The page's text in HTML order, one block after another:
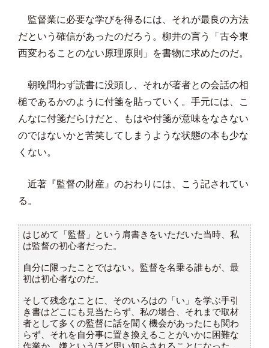
監督業に必要な学びを得るには、それが最良の方法
だという確信があったのだろう。柳井の言う「古今東
西変わることのない原理原則」を書物に求めたのだ。
朝晩問わず読書に没頭し、それが著者との会話の相
槌であるかのように付箋を貼っていく。手元には、こ
んなに付箋だらけだと、もはや付箋が意味をなさない
のではないかと苦笑してしまうような状態の本も少な
くない。
近著『監督の財産』のおわりには、こう記されてい
る。
はじめて「監督」という肩書きをいただいた当時、私
は監督の初心者だった。
自分に限ったことではない。監督を名乗る誰もが、最
初は初心者なのだ。
そして残念なことに、そのいろはの「い」を学ぶ手引
き書はどこにも見当たらず、私の場合、それまで取材
者として多くの監督に話を聞く機会があったにも関わ
らず、それを自分事に置き換えることがいかに困難な
作業か、嫌というほど思い知らされることになった。